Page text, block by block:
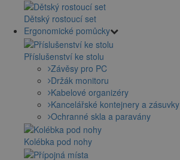
Dětský rostoucí set
Ergonomické pomůcky
Příslušenství ke stolu
Závěsy pro PC
Držák monitoru
Kabelové organizéry
Kancelářské kontejnery a zásuvky
Ochranné skla a paravány
Kolébka pod nohy